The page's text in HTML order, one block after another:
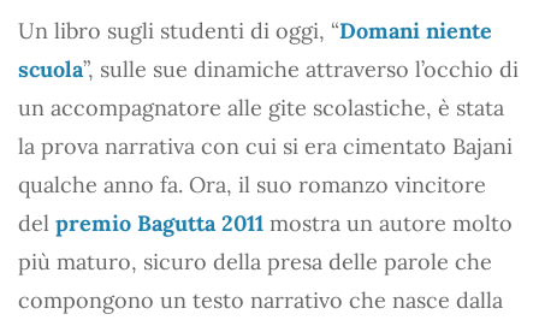
Un libro sugli studenti di oggi, “Domani niente
scuola”, sulle sue dinamiche attraverso l’occhio di
un accompagnatore alle gite scolastiche, è stata
la prova narrativa con cui si era cimentato Bajani
qualche anno fa. Ora, il suo romanzo vincitore
del premio Bagutta 2011 mostra un autore molto
più maturo, sicuro della presa delle parole che
compongono un testo narrativo che nasce dalla